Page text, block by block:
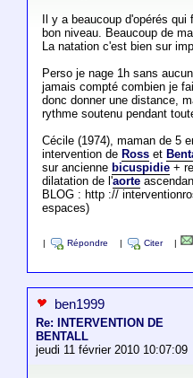
Il y a beaucoup d'opérés
bon niveau. Beaucoup de
La natation c'est bien sur
Perso je nage 1h sans
jamais compté combien je
donc donner une distance,
rythme soutenu pendant
Cécile (1974), maman de 5
intervention de Rosset
sur ancienne bicuspidie+
dilatation de l'aorte
BLOG : http ://
espaces)
Répondre Citer
ben1999
Re: INTERVENTION DE
BENTALL
jeudi 11 février 2010 10:07:09